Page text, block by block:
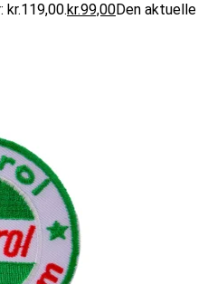
kr.119,00.kr.99,00Den aktuelle